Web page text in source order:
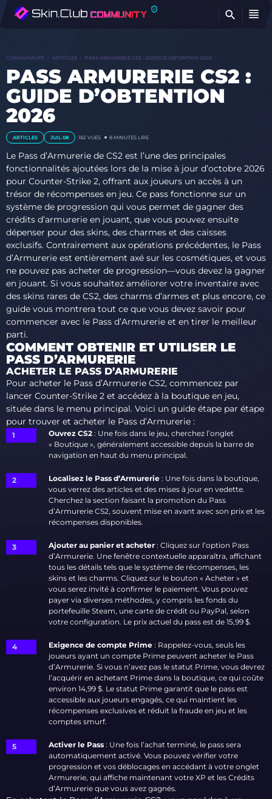
COMMUNAUTÉ ARTICLES PASS ARMURERIE CS2 : GUIDE D’OBTENTION 2026
PASS ARMURERIE CS2 :
GUIDE D’OBTENTION
2026
ARTICLES JUIL 08 182 VUES 8 MINUTES LIRE
Le Pass d’Armurerie de CS2 est l’une des principales
fonctionnalités ajoutées lors de la mise à jour d’octobre 2026
pour Counter-Strike 2, offrant aux joueurs un accès à un
trésor de récompenses en jeu. Ce pass fonctionne sur un
système de progression qui vous permet de gagner des
crédits d’armurerie en jouant, que vous pouvez ensuite
dépenser pour des skins, des charmes et des caisses
exclusifs. Contrairement aux opérations précédentes, le Pass
d’Armurerie est entièrement axé sur les cosmétiques, et vous
ne pouvez pas acheter de progression—vous devez la gagner
en jouant. Si vous souhaitez améliorer votre inventaire avec
des skins rares de CS2, des charms d’armes et plus encore, ce
guide vous montrera tout ce que vous devez savoir pour
commencer avec le Pass d’Armurerie et en tirer le meilleur
parti.
COMMENT OBTENIR ET UTILISER LE
PASS D’ARMURERIE
ACHETER LE PASS D’ARMURERIE
Pour acheter le Pass d’Armurerie CS2, commencez par
lancer Counter-Strike 2 et accédez à la boutique en jeu,
située dans le menu principal. Voici un guide étape par étape
pour trouver et acheter le Pass d’Armurerie :
Ouvrez CS2 : Une fois dans le jeu, cherchez l’onglet
« Boutique », généralement accessible depuis la barre de
navigation en haut du menu principal.
Localisez le Pass d’Armurerie : Une fois dans la boutique,
vous verrez des articles et des mises à jour en vedette.
Cherchez la section faisant la promotion du Pass
d’Armurerie CS2, souvent mise en avant avec son prix et les
récompenses disponibles.
Ajouter au panier et acheter : Cliquez sur l’option Pass
d’Armurerie. Une fenêtre contextuelle apparaîtra, affichant
tous les détails tels que le système de récompenses, les
skins et les charms. Cliquez sur le bouton « Acheter » et
vous serez invité à confirmer le paiement. Vous pouvez
payer via diverses méthodes, y compris les fonds du
portefeuille Steam, une carte de crédit ou PayPal, selon
votre configuration. Le prix actuel du pass est de 15,99 $.
Exigence de compte Prime : Rappelez-vous, seuls les
joueurs ayant un compte Prime peuvent acheter le Pass
d’Armurerie. Si vous n’avez pas le statut Prime, vous devrez
l’acquérir en achetant Prime dans la boutique, ce qui coûte
environ 14,99 $. Le statut Prime garantit que le pass est
accessible aux joueurs engagés, ce qui maintient les
récompenses exclusives et réduit la fraude en jeu et les
comptes smurf.
Activer le Pass : Une fois l’achat terminé, le pass sera
automatiquement activé. Vous pouvez vérifier votre
progression et vos déblocages en accédant à votre onglet
Armurerie, qui affiche maintenant votre XP et les Crédits
d’Armurerie que vous avez gagnés.